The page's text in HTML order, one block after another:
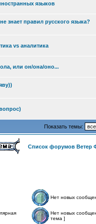
языков
знает правил русского языка?
vs аналитика
или он/она/оно...
Показать темы:
Список форумов Ветер
Нет новых
Нет новых
тема ]